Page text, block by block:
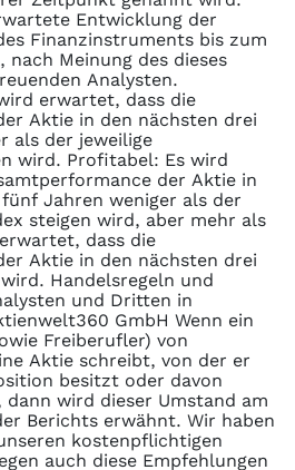
Entwicklung der
Finanzinstruments bis zum
nach Meinung des dieses
Analysten.
erwartet, dass die
Aktie in den nächsten drei
als der jeweilige
wird. Profitabel: Es wird
der Aktie in
Jahren weniger als der
steigen wird, aber mehr als
dass die
Aktie in den nächsten drei
Handelsregeln und
und Dritten in
GmbH Wenn ein
Freiberufler) von
Aktie schreibt, von der er
besitzt oder davon
wird dieser Umstand am
Berichts erwähnt. Wir haben
kostenpflichtigen
auch diese Empfehlungen